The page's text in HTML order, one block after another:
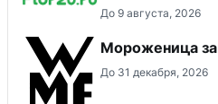
До 9 августа, 2026
Мороженица за
До 31 декабря, 2026